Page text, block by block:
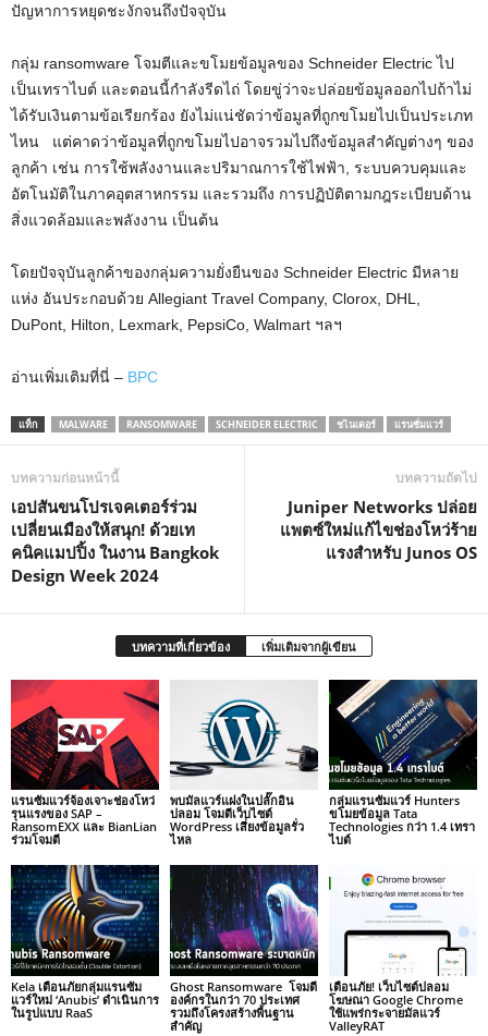
ปัญหาการหยุดชะงักจนถึงปัจจุบัน
กลุ่ม ransomware โจมตีและขโมยข้อมูลของ Schneider Electric ไป
เป็นเทราไบต์ และตอนนี้กำลังรีดไถ่ โดยขู่ว่าจะปล่อยข้อมูลออกไปถ้าไม่
ได้รับเงินตามข้อเรียกร้อง ยังไม่แน่ชัดว่าข้อมูลที่ถูกขโมยไปเป็นประเภท
ไหน แต่คาดว่าข้อมูลที่ถูกขโมยไปอาจรวมไปถึงข้อมูลสำคัญต่างๆ ของ
ลูกค้า เช่น การใช้พลังงานและปริมาณการใช้ไฟฟ้า, ระบบควบคุมและ
อัตโนมัติในภาคอุตสาหกรรม และรวมถึง การปฏิบัติตามกฎระเบียบด้าน
สิ่งแวดล้อมและพลังงาน เป็นต้น
โดยปัจจุบันลูกค้าของกลุ่มความยั่งยืนของ Schneider Electric มีหลาย
แห่ง อันประกอบด้วย Allegiant Travel Company, Clorox, DHL,
DuPont, Hilton, Lexmark, PepsiCo, Walmart ฯลฯ
อ่านเพิ่มเติมที่นี่ – BPC
แท็ก MALWARE RANSOMWARE SCHNEIDER ELECTRIC ชไนเดอร์ แรนซั่มแวร์
บทความก่อนหน้านี้
เอปสันขนโปรเจคเตอร์ร่วม
เปลี่ยนเมืองให้สนุก! ด้วยเท
คนิคแมปปิ้ง ในงาน Bangkok
Design Week 2024
บทความถัดไป
Juniper Networks ปล่อย
แพตซ์ใหม่แก้ไขช่องโหว่ร้าย
แรงสำหรับ Junos OS
บทความที่เกี่ยวข้อง เพิ่มเติมจากผู้เขียน
แรนซัมแวร์จ้องเจาะช่องโหว่
รุนแรงของ SAP –
RansomEXX และ BianLian
ร่วมโจมตี
พบมัลแวร์แฝงในปลั๊กอิน
ปลอม โจมตีเว็บไซต์
WordPress เสี่ยงข้อมูลรั่ว
ไหล
กลุ่มแรนซัมแวร์ Hunters
ขโมยข้อมูล Tata
Technologies กว่า 1.4 เทรา
ไบต์
Kela เตือนภัยกลุ่มแรนซัม
แวร์ใหม่ ‘Anubis’ ดำเนินการ
ในรูปแบบ RaaS
Ghost Ransomware โจมตี
องค์กรในกว่า 70 ประเทศ
รวมถึงโครงสร้างพื้นฐาน
สำคัญ
เตือนภัย! เว็บไซต์ปลอม
โฆษณา Google Chrome
ใช้แพร่กระจายมัลแวร์
ValleyRAT